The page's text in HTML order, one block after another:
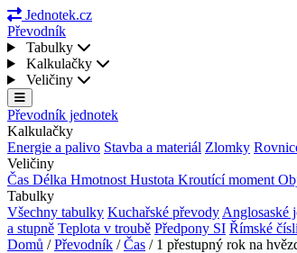
Jednotek.cz
Převodník
Tabulky
Kalkulačky
Veličiny
Převodník jednotek
Kalkulačky
Energie a palivo Stavba a materiál Zlomky
Veličiny
Čas Délka Hmotnost Hustota Kroutící moment
Tabulky
Všechny tabulky Kuchařské převody Anglosaské
a stupně Teplota v troubě Předpony SI Římské
Domů / Převodník / Čas / 1 přestupný rok na